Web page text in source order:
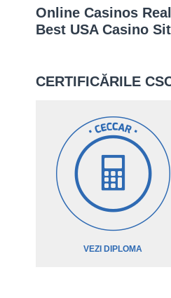
Online Casinos
Best USA Casino
CERTIFICĂRILE
VEZI DIPLOMA